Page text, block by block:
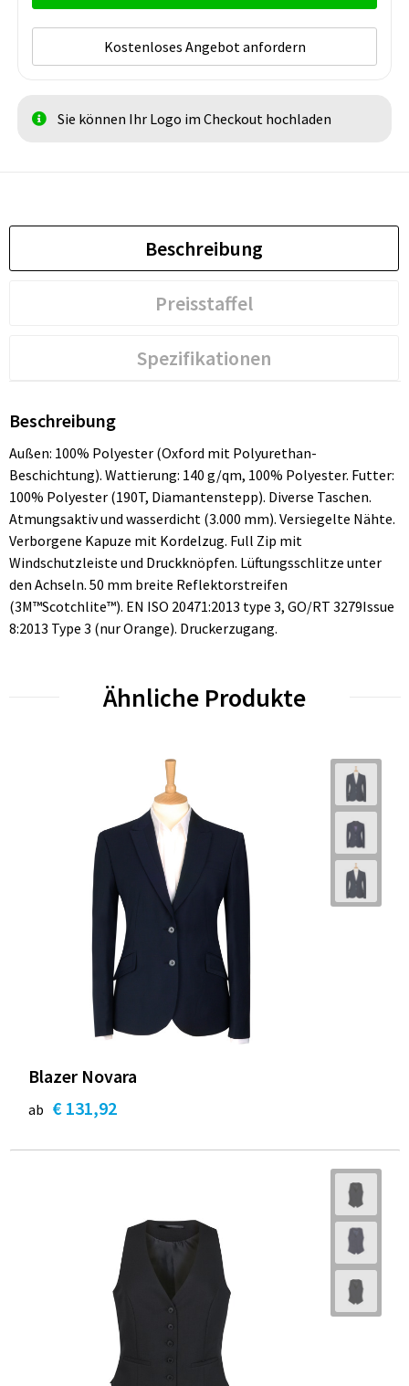
Kostenloses Angebot anfordern
Sie können Ihr Logo im Checkout hochladen
Beschreibung
Preisstaffel
Spezifikationen
Beschreibung
Außen: 100% Polyester (Oxford mit Polyurethan-
Beschichtung). Wattierung: 140 g/qm, 100% Polyester. Futter:
100% Polyester (190T, Diamantenstepp). Diverse Taschen.
Atmungsaktiv und wasserdicht (3.000 mm). Versiegelte Nähte.
Verborgene Kapuze mit Kordelzug. Full Zip mit
Windschutzleiste und Druckknöpfen. Lüftungsschlitze unter
den Achseln. 50 mm breite Reflektorstreifen
(3M™Scotchlite™). EN ISO 20471:2013 type 3, GO/RT 3279Issue
8:2013 Type 3 (nur Orange). Druckerzugang.
Ähnliche Produkte
Blazer Novara
ab € 131,92